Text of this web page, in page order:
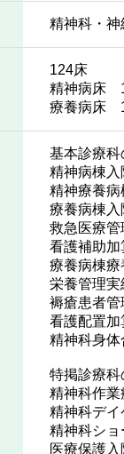
精神科・
124床
精神病床
療養病床
基本診療
精神病棟入
精神療養病
療養病棟入
救急医療管
看護補助加
療養病棟療
栄養管理実
褥瘡患者管
看護配置加
精神科身
特掲診療
精神科作業
精神科デイ
精神科ショ
医療保護